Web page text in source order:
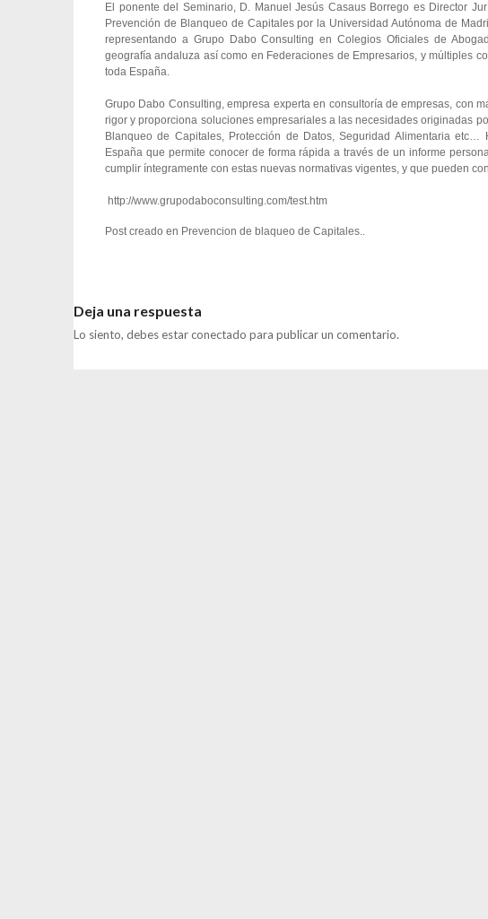
El ponente del Seminario, D. Manuel Jesús Casaus Borrego es Director
Prevención de Blanqueo de Capitales por la Universidad Autónoma de
representando a Grupo Dabo Consulting en Colegios Oficiales de
geografía andaluza así como en Federaciones de Empresarios, y múltiples
toda España.
Grupo Dabo Consulting, empresa experta en consultoría de empresas, con
rigor y proporciona soluciones empresariales a las necesidades originadas
Blanqueo de Capitales, Protección de Datos, Seguridad Alimentaria
España que permite conocer de forma rápida a través de un informe
cumplir íntegramente con estas nuevas normativas vigentes, y que pueden
http://www.grupodaboconsulting.com/test.htm
Post creado en Prevencion de blaqueo de Capitales..
Deja una respuesta
Lo siento, debes estar conectado para publicar un comentario.